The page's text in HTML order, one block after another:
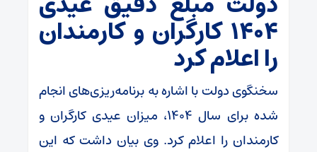
۱۴۰۴ کارگران و کارمندان
را اعلام کرد
سخنگوی دولت با اشاره به برنامه‌ریزی‌های انجام
شده برای سال ۱۴۰۴، میزان عیدی کارگران و
کارمندان را اعلام کرد. وی بیان داشت که این